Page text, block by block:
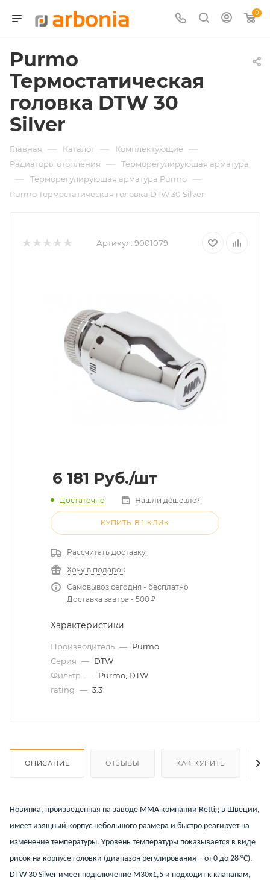
0
Purmo
Термостатическая
головка DTW 30
Silver
Главная — Каталог — Комплектующие —
Радиаторы отопления — Терморегулирующая арматура
— Терморегулирующая арматура Purmo —
Purmo Термостатическая головка DTW 30 Silver
Артикул: 9001079
6 181 Руб./шт
Достаточно Нашли дешевле?
КУПИТЬ В 1 КЛИК
Рассчитать доставку
Хочу в подарок
Самовывоз сегодня - бесплатно
Доставка завтра - 500 ₽
Характеристики
Производитель — Purmo
Серия — DTW
Фильтр — Purmo, DTW
rating — 3.3
ОПИСАНИЕ ОТЗЫВЫ КАК КУПИТЬ
Новинка, произведенная на заводе MMA компании Rettig в Швеции,
имеет изящный корпус небольшого размера и быстро реагирует на
изменение температуры. Уровень температуры показывается в виде
рисок на корпусе головки (диапазон регулирования – от 0 до 28 °C).
DTW 30 Silver имеет подключение М30х1,5 и подходит к клапанам,